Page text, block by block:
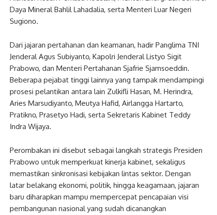
Daya Mineral Bahlil Lahadalia, serta Menteri Luar Negeri
Sugiono.
Dari jajaran pertahanan dan keamanan, hadir Panglima TNI
Jenderal Agus Subiyanto, Kapolri Jenderal Listyo Sigit
Prabowo, dan Menteri Pertahanan Sjafrie Sjamsoeddin.
Beberapa pejabat tinggi lainnya yang tampak mendampingi
prosesi pelantikan antara lain Zulkifli Hasan, M. Herindra,
Aries Marsudiyanto, Meutya Hafid, Airlangga Hartarto,
Pratikno, Prasetyo Hadi, serta Sekretaris Kabinet Teddy
Indra Wijaya.
Perombakan ini disebut sebagai langkah strategis Presiden
Prabowo untuk memperkuat kinerja kabinet, sekaligus
memastikan sinkronisasi kebijakan lintas sektor. Dengan
latar belakang ekonomi, politik, hingga keagamaan, jajaran
baru diharapkan mampu mempercepat pencapaian visi
pembangunan nasional yang sudah dicanangkan